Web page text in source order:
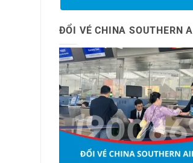
ĐỔI VÉ CHINA SOUTHERN